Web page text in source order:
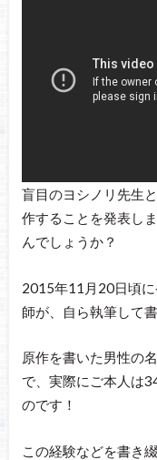
盲目のヨシノリ先生
作することを発表し
んでしょうか？
2015年11月20日頃
師が、自ら執筆して
原作を書いた男性の
で、実際にご本人は
のです！
この経験などを書き